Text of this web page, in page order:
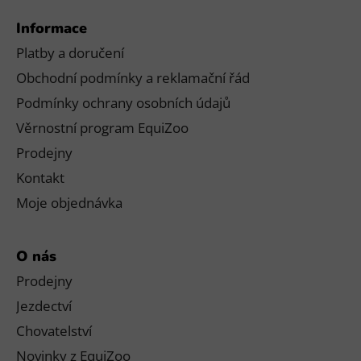
Informace
Platby a doručení
Obchodní podmínky a reklamační řád
Podmínky ochrany osobních údajů
Věrnostní program EquiZoo
Prodejny
Kontakt
Moje objednávka
O nás
Prodejny
Jezdectví
Chovatelství
Novinky z EquiZoo